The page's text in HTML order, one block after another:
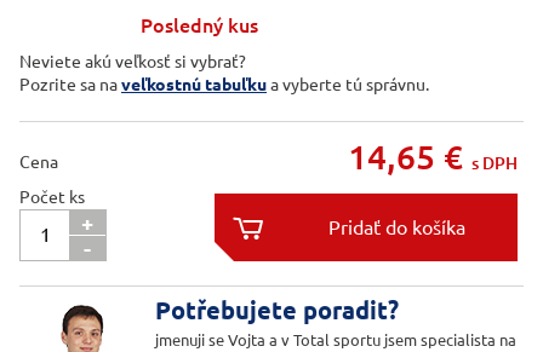
Posledný kus
Neviete akú veľkosť si vybrať?
Pozrite sa naveľkostnú tabuľkua vyberte tú správnu.
Cena 14,65 € s DPH
Počet ks
+
-


Potřebujete poradit?
jmenuji se Vojta a v Total sportu jsem specialista na